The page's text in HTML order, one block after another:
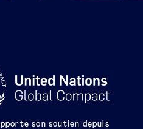
son soutien depuis